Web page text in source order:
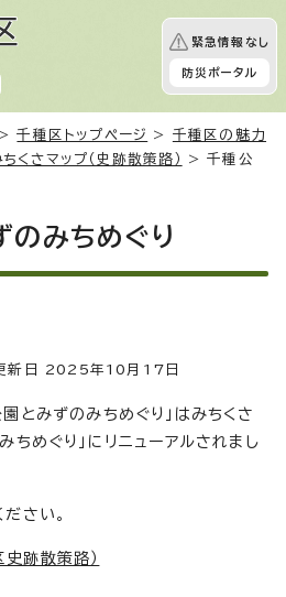
緊急情報なし
防災ポータル
>千種区トップページ > 千種区の魅力
ちくさマップ（史跡散策路）
> 千種公
のみちめぐり
日 2025年10月17日
とみずのみちめぐり」はみちくさ
ちめぐり」にリニューアルされまし
さい。
史跡散策路）